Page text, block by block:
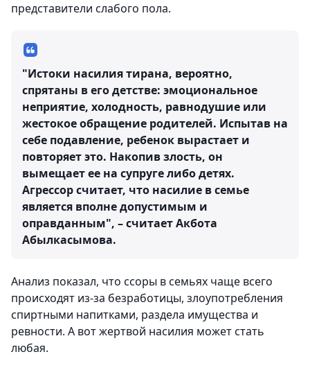
представители слабого пола.
"Истоки насилия тирана, вероятно,
спрятаны в его детстве: эмоциональное
неприятие, холодность, равнодушие или
жестокое обращение родителей. Испытав на
себе подавление, ребенок вырастает и
повторяет это. Накопив злость, он
вымещает ее на супруге либо детях.
Агрессор считает, что насилие в семье
является вполне допустимым и
оправданным", – считает Акбота
Абылкасымова.
Анализ показал, что ссоры в семьях чаще всего
происходят из-за безработицы, злоупотребления
спиртными напитками, раздела имущества и
ревности. А вот жертвой насилия может стать
любая.